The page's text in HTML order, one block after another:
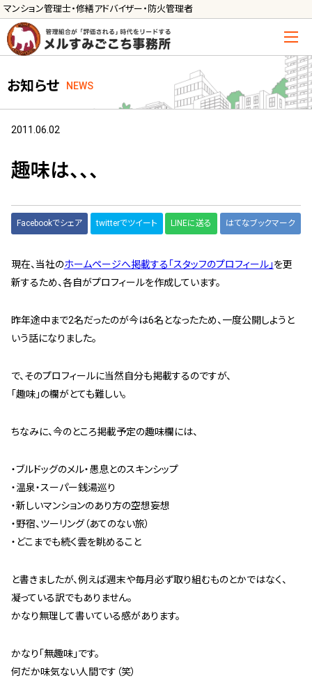
マンション管理士・修繕アドバイザー・防火管理者
お知らせ NEWS
2011.06.02
趣味は、、、
Facebookでシェア twitterでツイート LINEに送る はてなブックマーク
現在、当社のホームページへ掲載する「スタッフのプロフィール」を更
新するため、各自がプロフィールを作成しています。
昨年途中まで2名だったのが今は6名となったため、一度公開しようと
いう話になりました。
で、そのプロフィールに当然自分も掲載するのですが、
「趣味」の欄がとても難しい。
ちなみに、今のところ掲載予定の趣味欄には、
・ブルドッグのメル・愚息とのスキンシップ
・温泉・スーパー銭湯巡り
・新しいマンションのあり方の空想妄想
・野宿、ツーリング（あてのない旅）
・どこまでも続く雲を眺めること
と書きましたが、例えば週末や毎月必ず取り組むものとかではなく、
凝っている訳でもありません。
かなり無理して書いている感があります。
かなり「無趣味」です。
何だか味気ない人間です（笑）
管理士の活用方法
ご利用の流れ »
管理組合運営
メルのプロ理事長 »
管理契約見直しドクター »
建物・設備維持
大規模修繕のご意見番 »
無料よろづ相談
会社概要
代表挨拶 »
経営理念 »